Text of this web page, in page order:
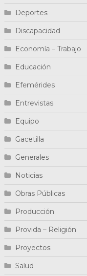
Deportes
Discapacidad
Economía – Trabajo
Educación
Efemérides
Entrevistas
Equipo
Gacetilla
Generales
Noticias
Obras Públicas
Producción
Provida – Religión
Proyectos
Salud